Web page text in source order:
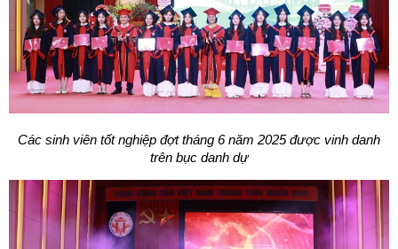
Các sinh viên tốt nghiệp đợt tháng 6 năm 2025 được vinh danh
trên bục danh dự